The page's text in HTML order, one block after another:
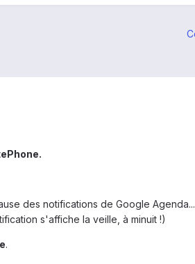
des notifications de Google
s'affiche la veille, à minuit !)
.